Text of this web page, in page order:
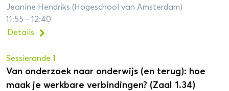
Jeanine Hendriks (Hogeschool van Amsterdam)
11:55 - 12:40
Details
Sessieronde 1
Van onderzoek naar onderwijs (en terug): hoe
maak je werkbare verbindingen? (Zaal 1.34)